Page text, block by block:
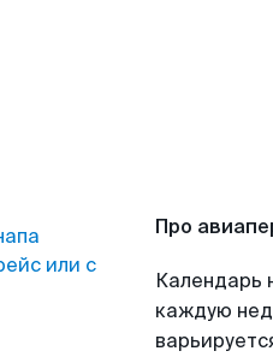
или с
Про
Календарь
каждую